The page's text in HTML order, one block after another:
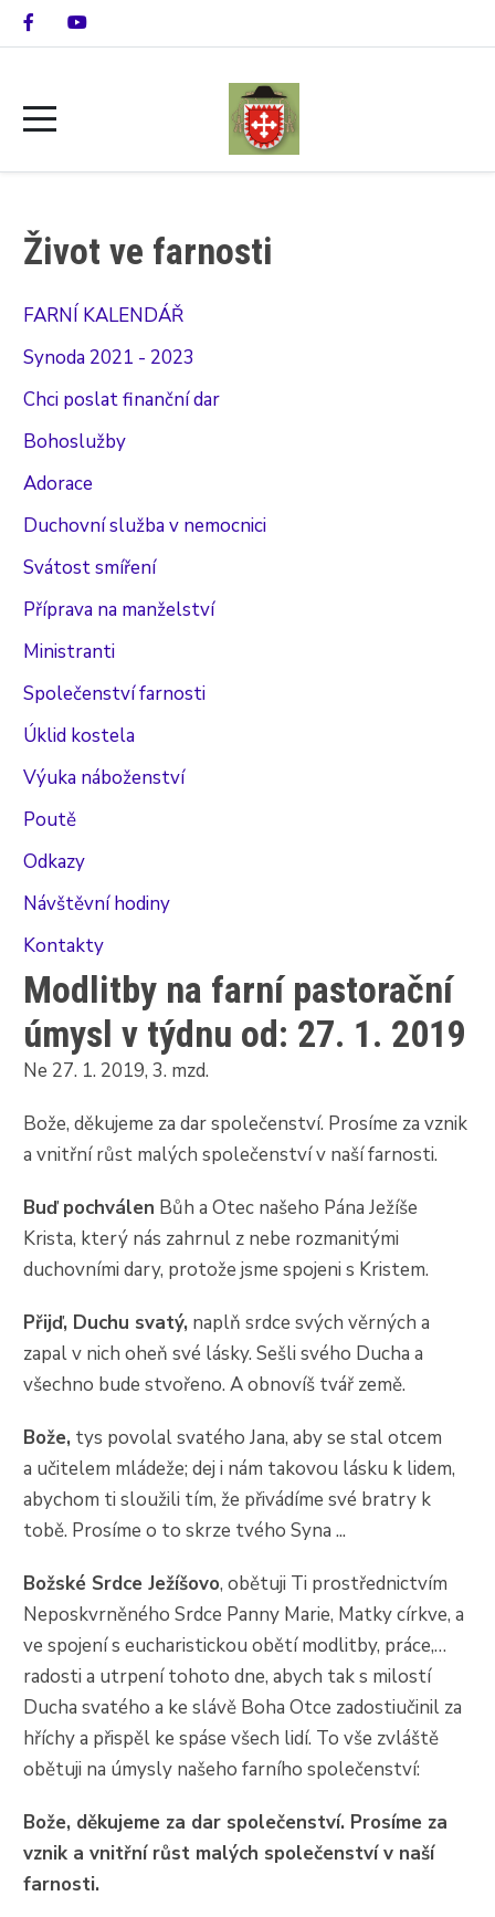
Život ve farnosti
FARNÍ KALENDÁŘ
Synoda 2021 - 2023
Chci poslat finanční dar
Bohoslužby
Adorace
Duchovní služba v nemocnici
Svátost smíření
Příprava na manželství
Ministranti
Společenství farnosti
Úklid kostela
Výuka náboženství
Poutě
Odkazy
Návštěvní hodiny
Kontakty
Modlitby na farní pastorační
úmysl v týdnu od: 27. 1. 2019
Ne 27. 1. 2019, 3. mzd.
Bože, děkujeme za dar společenství. Prosíme za vznik
a vnitřní růst malých společenství v naší farnosti.
Buď pochválen Bůh a Otec našeho Pána Ježíše
Krista, který nás zahrnul z nebe rozmanitými
duchovními dary, protože jsme spojeni s Kristem.
Přijď, Duchu svatý, naplň srdce svých věrných a
zapal v nich oheň své lásky. Sešli svého Ducha a
všechno bude stvořeno. A obnovíš tvář země.
Bože, tys povolal svatého Jana, aby se stal otcem
a učitelem mládeže; dej i nám takovou lásku k lidem,
abychom ti sloužili tím, že přivádíme své bratry k
tobě. Prosíme o to skrze tvého Syna ...
Božské Srdce Ježíšovo, obětuji Ti prostřednictvím
Neposkvrněného Srdce Panny Marie, Matky církve, a
ve spojení s eucharistickou obětí modlitby, práce,…
radosti a utrpení tohoto dne, abych tak s milostí
Ducha svatého a ke slávě Boha Otce zadostiučinil za
hříchy a přispěl ke spáse všech lidí. To vše zvláště
obětuji na úmysly našeho farního společenství:
Bože, děkujeme za dar společenství. Prosíme za
vznik a vnitřní růst malých společenství v naší
farnosti.